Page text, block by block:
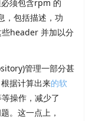
须包含rpm 的
包括描述，功
些header 并加以分
管理一部分甚
据计算出来的软
操作，减少了
。这一点上，